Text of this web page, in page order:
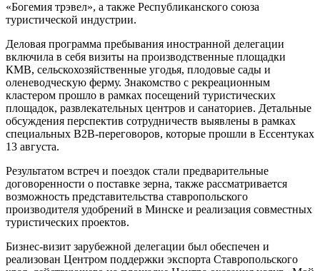
«Богемия трэвел», а также Республиканского союза
туристической индустрии.
Деловая программа пребывания иностранной делегации
включила в себя визиты на производственные площадки
КМВ, сельскохозяйственные угодья, плодовые сады и
оленеводческую ферму. Знакомство с рекреационным
кластером прошло в рамках посещений туристических
площадок, развлекательных центров и санаториев. Детальные
обсуждения перспектив сотрудничеств выявлены в рамках
специальных B2B-переговоров, которые прошли в Ессентуках
13 августа.
Результатом встреч и поездок стали предварительные
договоренности о поставке зерна, также рассматривается
возможность представительства ставропольского
производителя удобрений в Минске и реализация совместных
туристических проектов.
Бизнес-визит зарубежной делегации был обеспечен и
реализован Центром поддержки экспорта Ставропольского